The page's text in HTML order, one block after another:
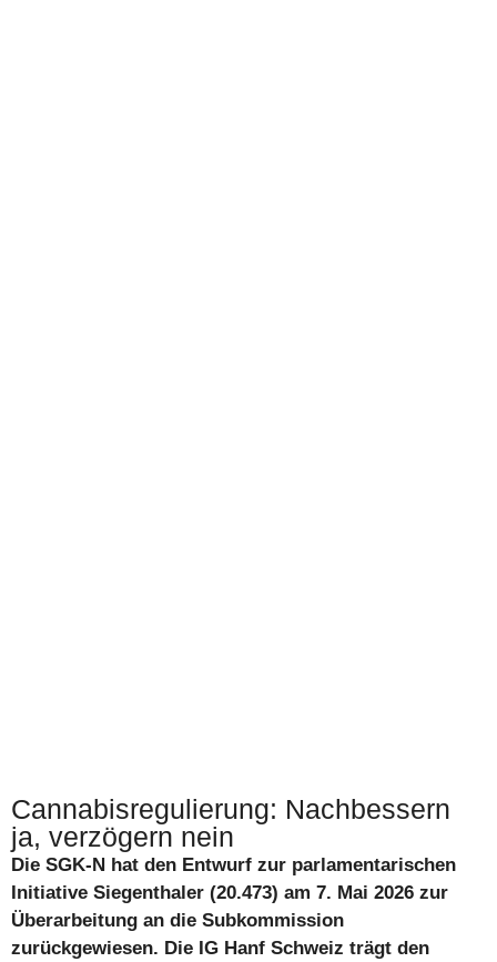
Cannabisregulierung: Nachbessern
ja, verzögern nein
Die SGK-N hat den Entwurf zur parlamentarischen
Initiative Siegenthaler (20.473) am 7. Mai 2026 zur
Überarbeitung an die Subkommission
zurückgewiesen. Die IG Hanf Schweiz trägt den